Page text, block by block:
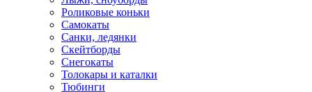
Роликовые коньки
Самокаты
Санки, ледянки
Скейтборды
Снегокаты
Толокары и каталки
Тюбинги